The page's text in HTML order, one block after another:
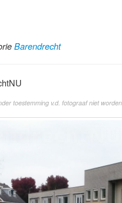
Barendrecht
toestemming v.d. fotograaf niet